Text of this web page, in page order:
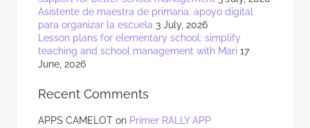
Asistente de maestra de primaria: apoyo digital
para organizar la escuela 3 July, 2026
Lesson plans for elementary school: simplify
teaching and school management with Mari 17
June, 2026
Recent Comments
APPS CAMELOT on Primer RALLY APP